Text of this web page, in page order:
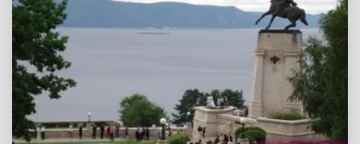
приднестровского государства и системы
органов государственной власти было
положено на всенародных референдумах,
проведенных на всей территории
Приднестровья, а также на съездах народных
депутатов всех уровней.